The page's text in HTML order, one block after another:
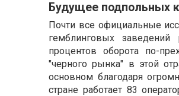
Будущее подпольных
Почти все официальные
гемблинговых заведений
процентов оборота по-
"черного рынка" в этой
основном благодаря
стране работает 83